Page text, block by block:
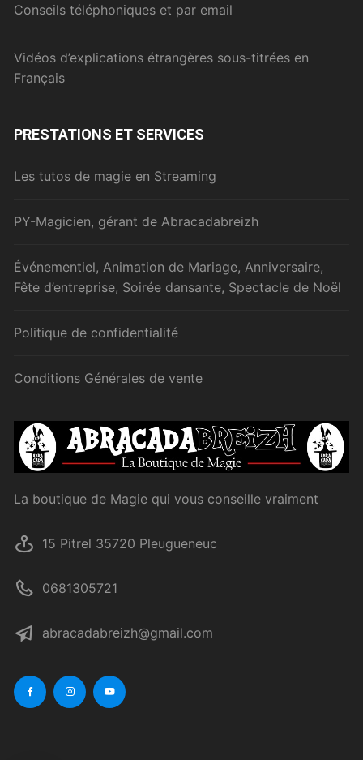
Conseils téléphoniques et par email
Vidéos d’explications étrangères sous-titrées en
Français
PRESTATIONS ET SERVICES
Les tutos de magie en Streaming
PY-Magicien, gérant de Abracadabreizh
Événementiel, Animation de Mariage, Anniversaire,
Fête d’entreprise, Soirée dansante, Spectacle de Noël
Politique de confidentialité
Conditions Générales de vente
La boutique de Magie qui vous conseille vraiment
15 Pitrel 35720 Pleugueneuc
0681305721
abracadabreizh@gmail.com